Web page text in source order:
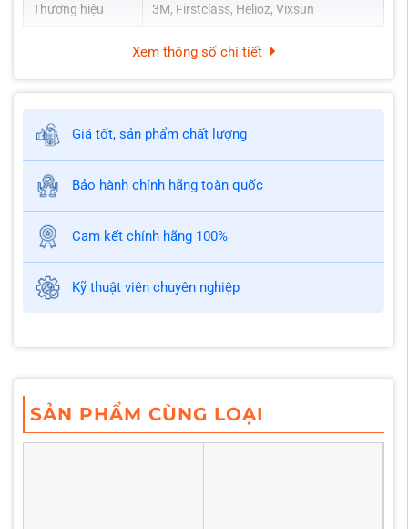
Thương hiệu 3M, Firstclass, Helioz, Vixsun
Xem thông số chi tiết
Giá tốt, sản phẩm chất lượng
Bảo hành chính hãng toàn quốc
Cam kết chính hãng 100%
Kỹ thuật viên chuyên nghiệp
SẢN PHẨM CÙNG LOẠI